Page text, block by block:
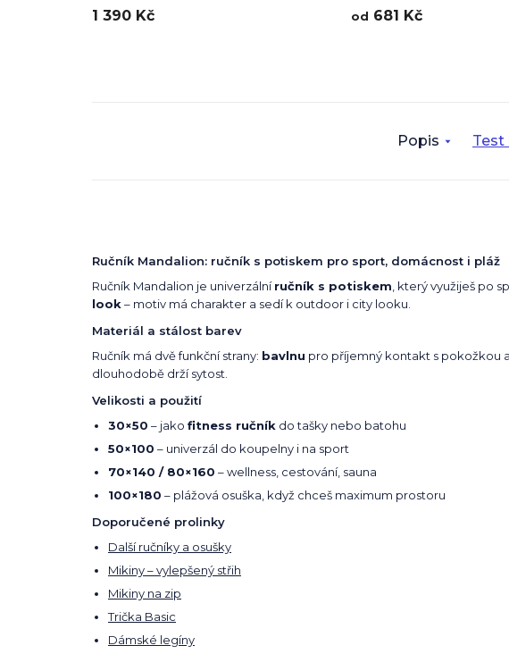
1 390 Kč
Lion
od 681 Kč
Popis Test
Ručník Mandalion: ručník s potiskem pro sport, domácnost i pláž
Ručník Mandalion je univerzálníručník s potiskem , který využiješ po
look – motiv má charakter a sedí k outdoor i city looku.
Materiál a stálost barev
Ručník má dvě funkční strany: bavlnu pro příjemný kontakt s pokožkou a
dlouhodobě drží sytost.
Velikosti a použití
30×50 – jako fitness ručník do tašky nebo batohu
50×100 – univerzál do koupelny i na sport
70×140 / 80×160 – wellness, cestování, sauna
100×180 – plážová osuška, když chceš maximum prostoru
Doporučené prolinky
Další ručníky a osušky
Mikiny – vylepšený střih
Mikiny na zip
Trička Basic
Dámské legíny